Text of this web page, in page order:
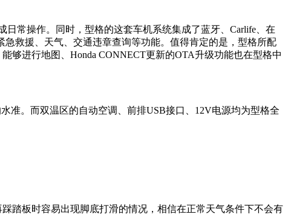
常操作。同时，型格的这套车机系统集成了蓝牙、Carlife、在
救援、天气、交通违章查询等功能。值得肯定的是，型格所配
够进行地图、Honda CONNECT更新的OTA升级功能也在型格中
准。而双温区的自动空调、前排USB接口、12V电源均为型格全
踏板时容易出现脚底打滑的情况，相信在正常天气条件下不会有